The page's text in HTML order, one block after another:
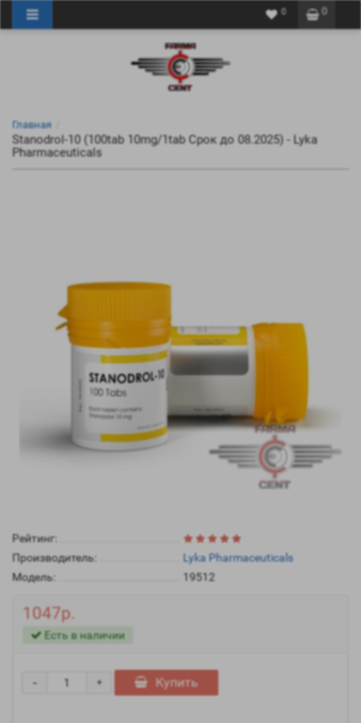
0
0
Главная
Stanodrol-10 (100tab 10mg/1tab Срок до 08.2025) - Lyka
Pharmaceuticals
Рейтинг:
Производитель:
Lyka Pharmaceuticals
Модель:
19512
1047р.
Есть в наличии
+
- Купить